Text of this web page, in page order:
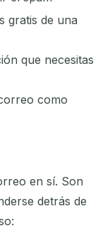
gratis de una
que necesitas
como
en sí. Son
detrás de